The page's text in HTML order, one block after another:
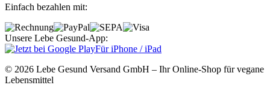
Einfach bezahlen mit:
Unsere Lebe Gesund-App:
Für iPhone / iPad
© 2026 Lebe Gesund Versand GmbH – Ihr Online‐Shop für vegane
Lebensmittel